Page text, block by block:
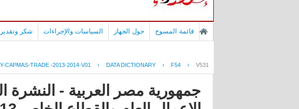
قائمة المسوح حول الجهاز السياسات والإجراءات شكر وتقدير
CAPMAS-TRADE -2013-2014-V01 › DATA DICTIONARY › F54 › V531
جمهورية مصر العربية - النشرة